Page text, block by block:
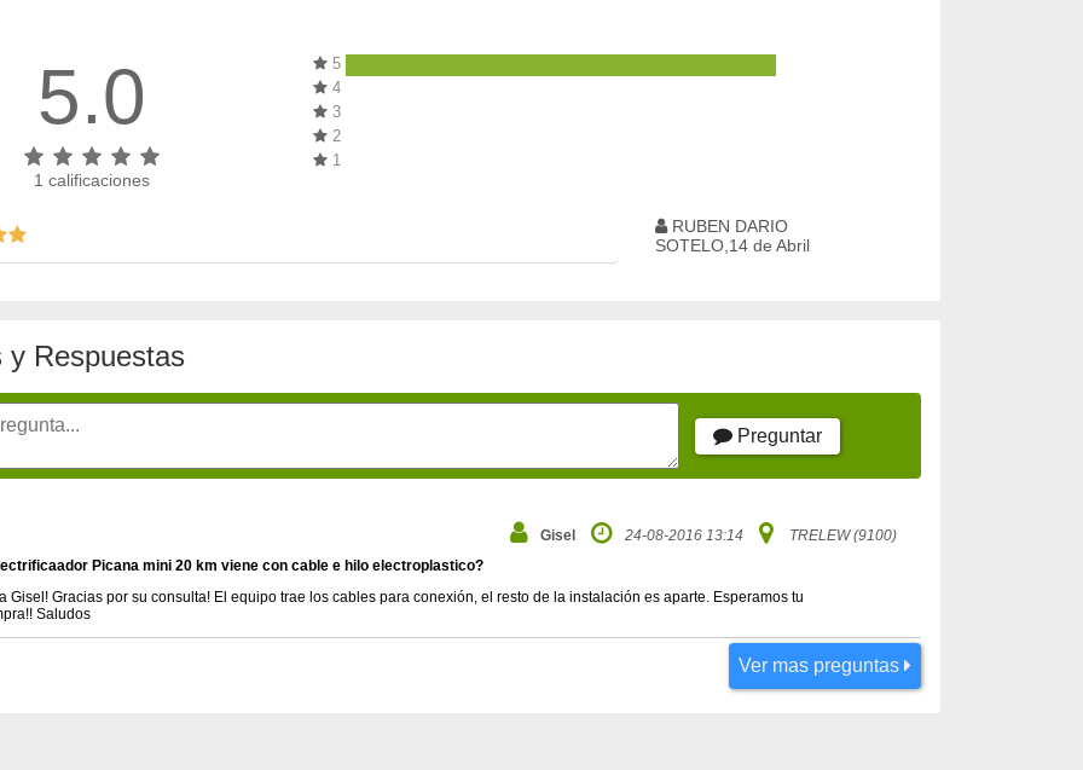
5.0
1 calificaciones
5
4
3
2
1
RUBEN DARIO
SOTELO,14 de Abril
y Respuestas
Preguntar
Gisel 24-08-2016 13:14
TRELEW (9100)
Picana mini 20 km viene con cable e hilo electroplastico?
Gisel! Gracias por su consulta! El equipo trae los cables para conexión, el resto de la instalación es aparte. Esperamos tu
Saludos
Ver mas preguntas